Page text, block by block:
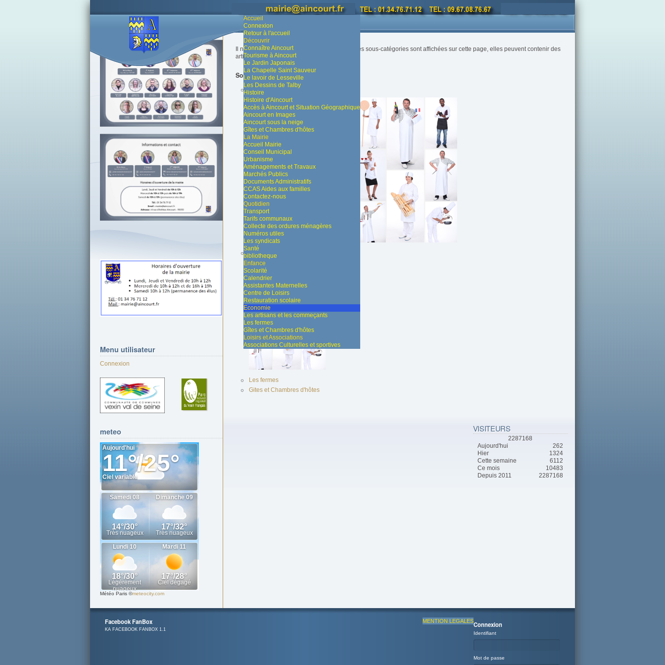
Accueil
Connexion
Retour à l'accueil
Découvrir
Connaître Aincourt
Tourisme à Aincourt
Le Jardin Japonais
La Chapelle Saint Sauveur
Le lavoir de Lesseville
Les Dessins de Talby
Histoire
Histoire d'Aincourt
Accès à Aincourt et Situation Géographique
Aincourt en Images
Aincourt sous la neige
Gîtes et Chambres d'hôtes
La Mairie
Accueil Mairie
Conseil Municipal
Urbanisme
Aménagements et Travaux
Marchés Publics
Documents Administratifs
CCAS Aides aux familles
Contactez-nous
Quotidien
Transport
Tarifs communaux
Collecte des ordures ménagères
Numéros utiles
Les syndicats
Santé
bibliotheque
Enfance
Scolarité
Calendrier
Assistantes Maternelles
Centre de Loisirs
Restauration scolaire
Economie
Les artisans et les commeçants
Les fermes
Gîtes et Chambres d'hôtes
Loisirs et Associations
Associations Culturelles et sportives
Accès lettres d'informations
Menu utilisateur
Connexion
meteo
Météo Paris ©meteocity.com
Vous êtes ici :
Il n'y a aucun article dans cette catégorie. Si des sous-catégories sont affichées sur cette page, elles peuvent contenir des
articles.
Sous-catégories
Les artisans
Les commerçants
Les fermes
Gites et Chambres d'hôtes
VISITEURS
2287168
Aujourd'hui
262
Hier
1324
Cette semaine
6112
Ce mois
10483
Depuis 2011
2287168
Facebook FanBox
KA FACEBOOK FANBOX 1.1
Connexion
Identifiant
Mot de passe
MENTION LEGALES